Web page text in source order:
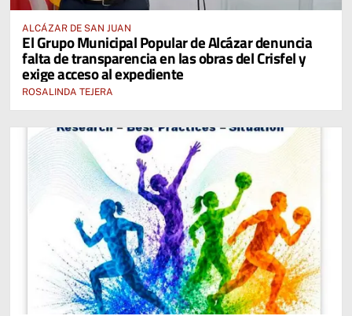
ALCÁZAR DE SAN JUAN
El Grupo Municipal Popular de Alcázar denuncia
falta de transparencia en las obras del Crisfel y
exige acceso al expediente
ROSALINDA TEJERA